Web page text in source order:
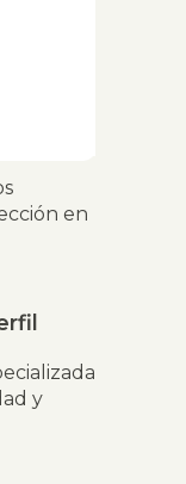
en
y